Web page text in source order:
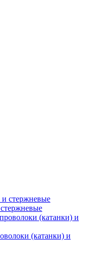
(катанки) и